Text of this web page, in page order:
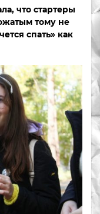
что стартеры
тому не
спать» как